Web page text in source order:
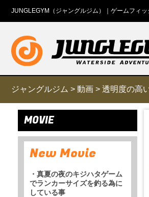
JUNGLEGYM（ジャングルジム）｜ゲームフィ
ジャングルジム > 動画 > 透明度の高
MOVIE
New Movie
・真夏の夜のキジハタゲーム
でランカーサイズを釣る為に
している事